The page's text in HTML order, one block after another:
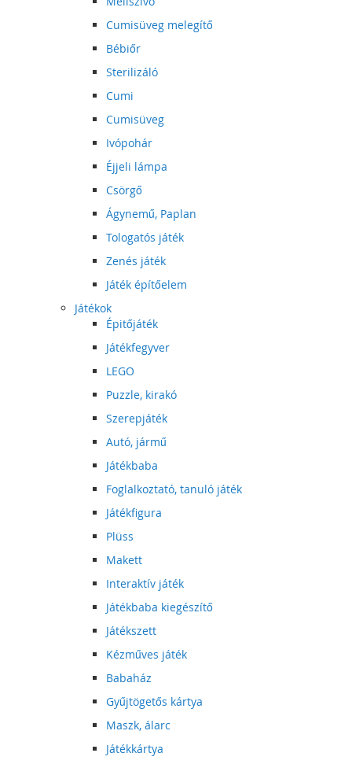
Cumisüveg melegítő
Bébiőr
Sterilizáló
Cumi
Cumisüveg
Ivópohár
Éjjeli lámpa
Csörgő
Ágynemű, Paplan
Tologatós játék
Zenés játék
Játék építőelem
Játékok
Épitőjáték
Játékfegyver
LEGO
Puzzle, kirakó
Szerepjáték
Autó, jármű
Játékbaba
Foglalkoztató, tanuló játék
Játékfigura
Plüss
Makett
Interaktív játék
Játékbaba kiegészítő
Játékszett
Kézműves játék
Babaház
Gyűjtögetős kártya
Maszk, álarc
Játékkártya